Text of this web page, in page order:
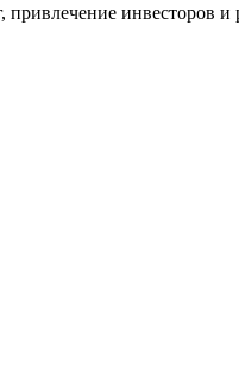
инвесторов и